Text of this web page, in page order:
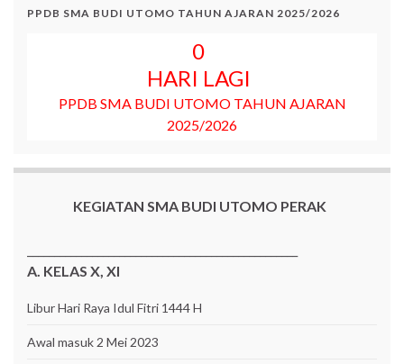
PPDB SMA BUDI UTOMO TAHUN AJARAN 2025/2026
0
HARI LAGI
PPDB SMA BUDI UTOMO TAHUN AJARAN
2025/2026
KEGIATAN SMA BUDI UTOMO PERAK
A. KELAS X, XI
Libur Hari Raya Idul Fitri 1444 H
Awal masuk 2 Mei 2023